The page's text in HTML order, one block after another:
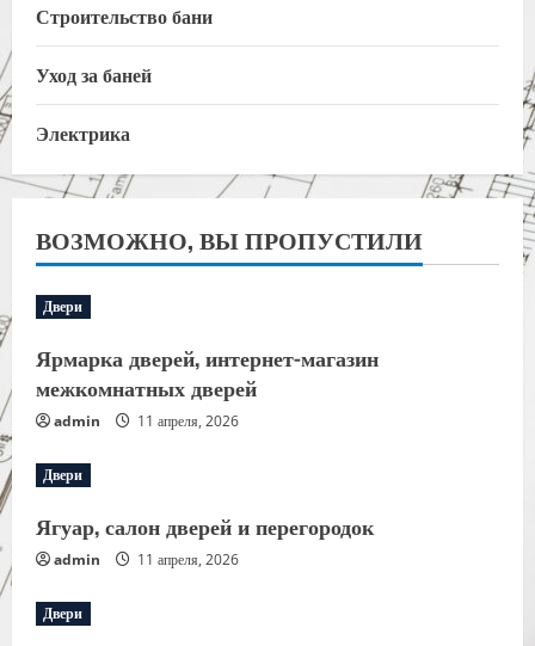
Строительство бани
Уход за баней
Электрика
ВОЗМОЖНО, ВЫ ПРОПУСТИЛИ
Двери
Ярмарка дверей, интернет-магазин
межкомнатных дверей
admin 11 апреля, 2026
Двери
Ягуар, салон дверей и перегородок
admin 11 апреля, 2026
Двери